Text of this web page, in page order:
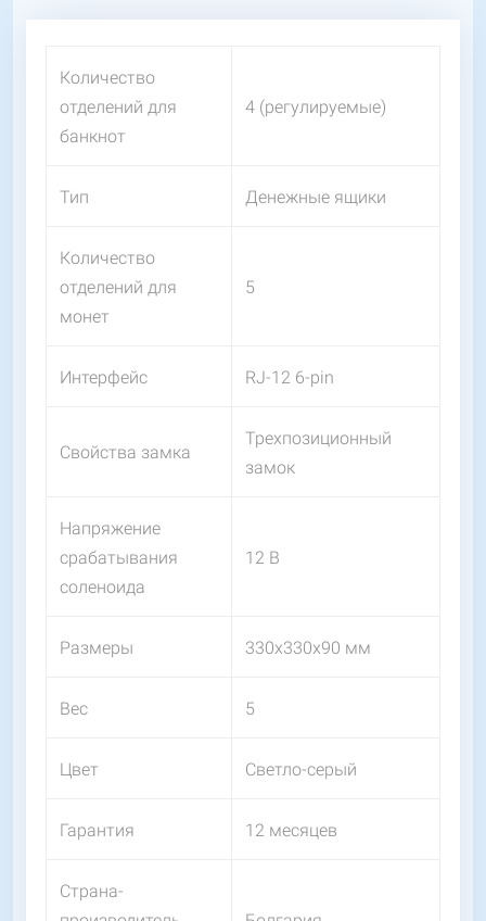
Количество
отделений для
банкнот
4 (регулируемые)
Тип Денежные ящики
Количество
отделений для
монет
5
Интерфейс RJ-12 6-pin
Свойства замка
Трехпозиционный
замок
Напряжение
срабатывания
соленоида
12 В
Размеры 330х330х90 мм
Вес 5
Цвет Светло-серый
Гарантия 12 месяцев
Страна-